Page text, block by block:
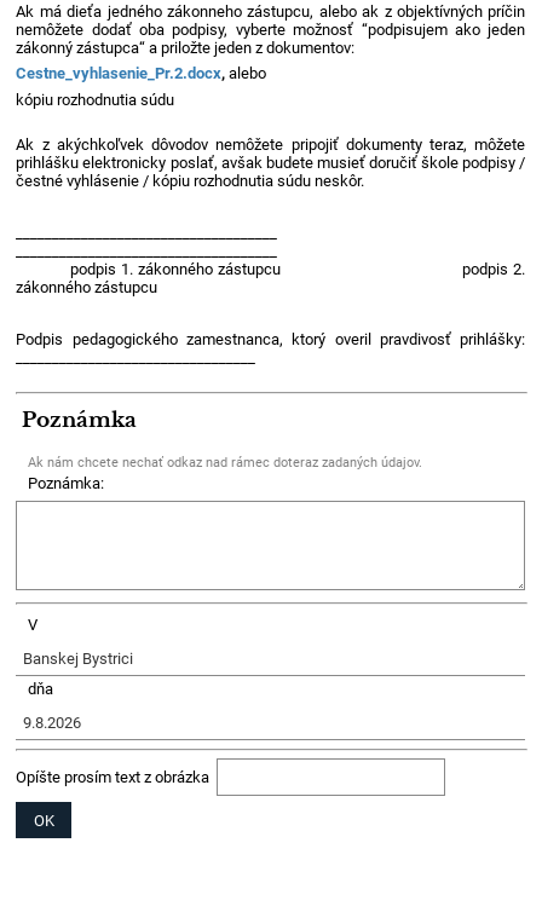
Ak má dieťa jedného zákonneho zástupcu, alebo ak z objektívných príčin
nemôžete dodať oba podpisy, vyberte možnosť “podpisujem ako jeden
zákonný zástupca“ a priložte jeden z dokumentov:
Cestne_vyhlasenie_Pr.2.docx, alebo
kópiu rozhodnutia súdu
Ak z akýchkoľvek dôvodov nemôžete pripojiť dokumenty teraz, môžete
prihlášku elektronicky poslať, avšak budete musieť doručiť škole podpisy /
čestné vyhlásenie / kópiu rozhodnutia súdu neskôr.
podpis 1. zákonného zástupcu podpis 2.
zákonného zástupcu
Podpis pedagogického zamestnanca, ktorý overil pravdivosť prihlášky:
Poznámka
Ak nám chcete nechať odkaz nad rámec doteraz zadaných údajov.
Poznámka:
V
dňa
Opíšte prosím text z obrázka